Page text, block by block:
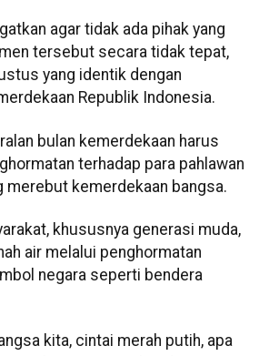
agar tidak ada pihak yang
tersebut secara tidak tepat,
yang identik dengan
Republik Indonesia.
bulan kemerdekaan harus
terhadap para pahlawan
merebut kemerdekaan bangsa.
khususnya generasi muda,
air melalui penghormatan
negara seperti bendera
kita, cintai merah putih, apa